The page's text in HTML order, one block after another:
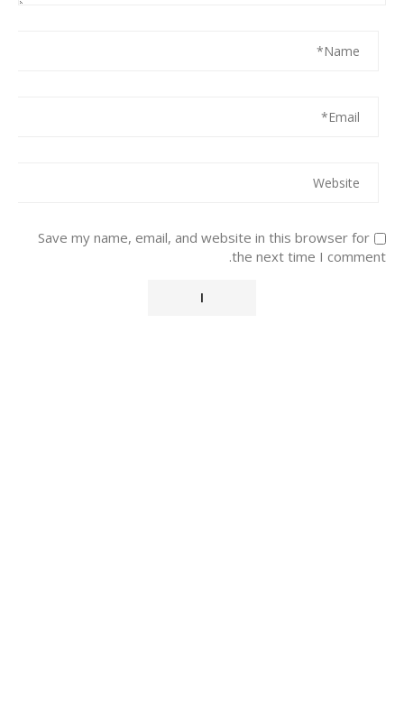
Save my name, email, and website in this browser for
the next time I comment.